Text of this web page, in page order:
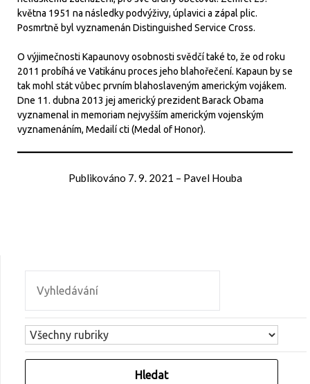
května 1951 na následky podvýživy, úplavici a zápal plic.
Posmrtně byl vyznamenán Distinguished Service Cross.
O výjimečnosti Kapaunovy osobnosti svědčí také to, že od roku
2011 probíhá ve Vatikánu proces jeho blahořečení. Kapaun by se
tak mohl stát vůbec prvním blahoslaveným americkým vojákem.
Dne 11. dubna 2013 jej americký prezident Barack Obama
vyznamenal in memoriam nejvyšším americkým vojenským
vyznamenáním, Medailí cti (Medal of Honor).
Publikováno 7. 9. 2021 – Pavel Houba